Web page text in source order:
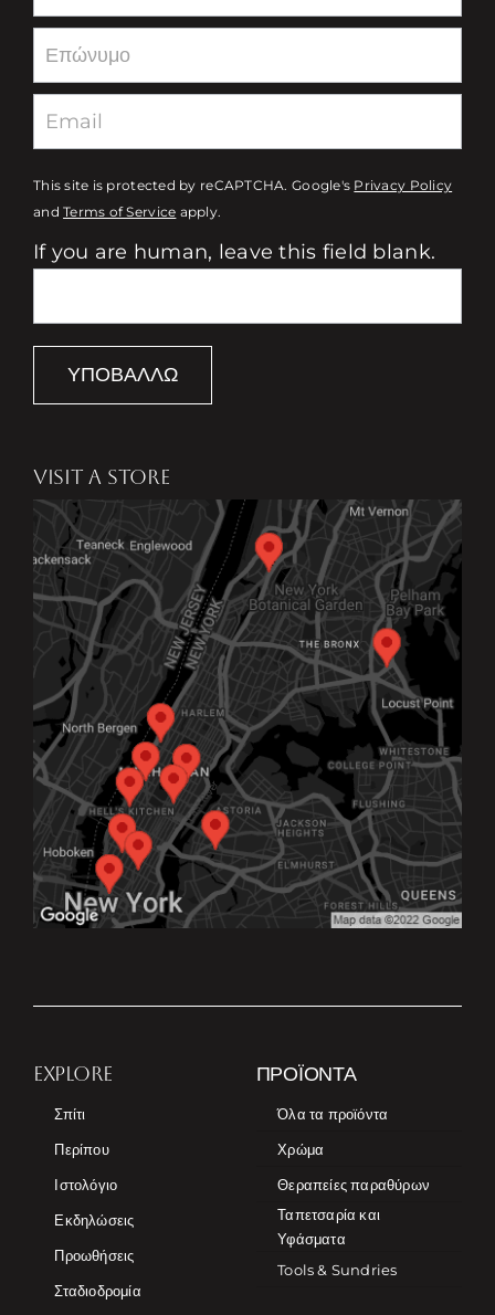
This site is protected by reCAPTCHA. Google's Privacy Policy
andTerms of Service apply.
If you are human, leave this field blank.
ΥΠΟΒΆΛΛΩ
VISIT A STORE
EXPLORE
Σπίτι
Περίπου
Ιστολόγιο
Εκδηλώσεις
Προωθήσεις
Σταδιοδρομία
ΠΡΟΪΌΝΤΑ
Όλα τα προϊόντα
Χρώμα
Θεραπείες παραθύρων
Ταπετσαρία και
Υφάσματα
Tools & Sundries